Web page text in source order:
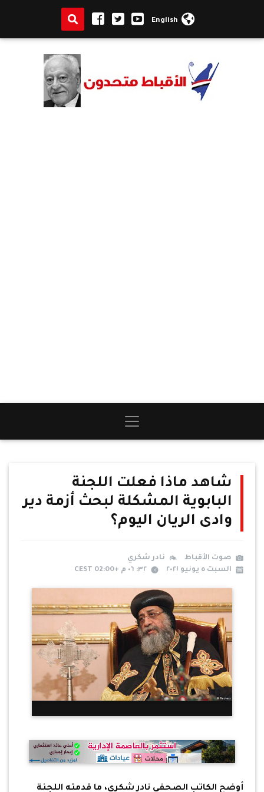
English
شاهد ماذا فعلت اللجنة
البابوية المشكلة لبحث أزمة دير
وادى الريان اليوم؟
صوت الأقباط
نادر شكري
السبت ٥ يونيو ٢٠٢١
٣٢: ٠٦ م +02:00 CEST
أوضح الكاتب الصحفي نادر شكري، ما قدمته اللجنة